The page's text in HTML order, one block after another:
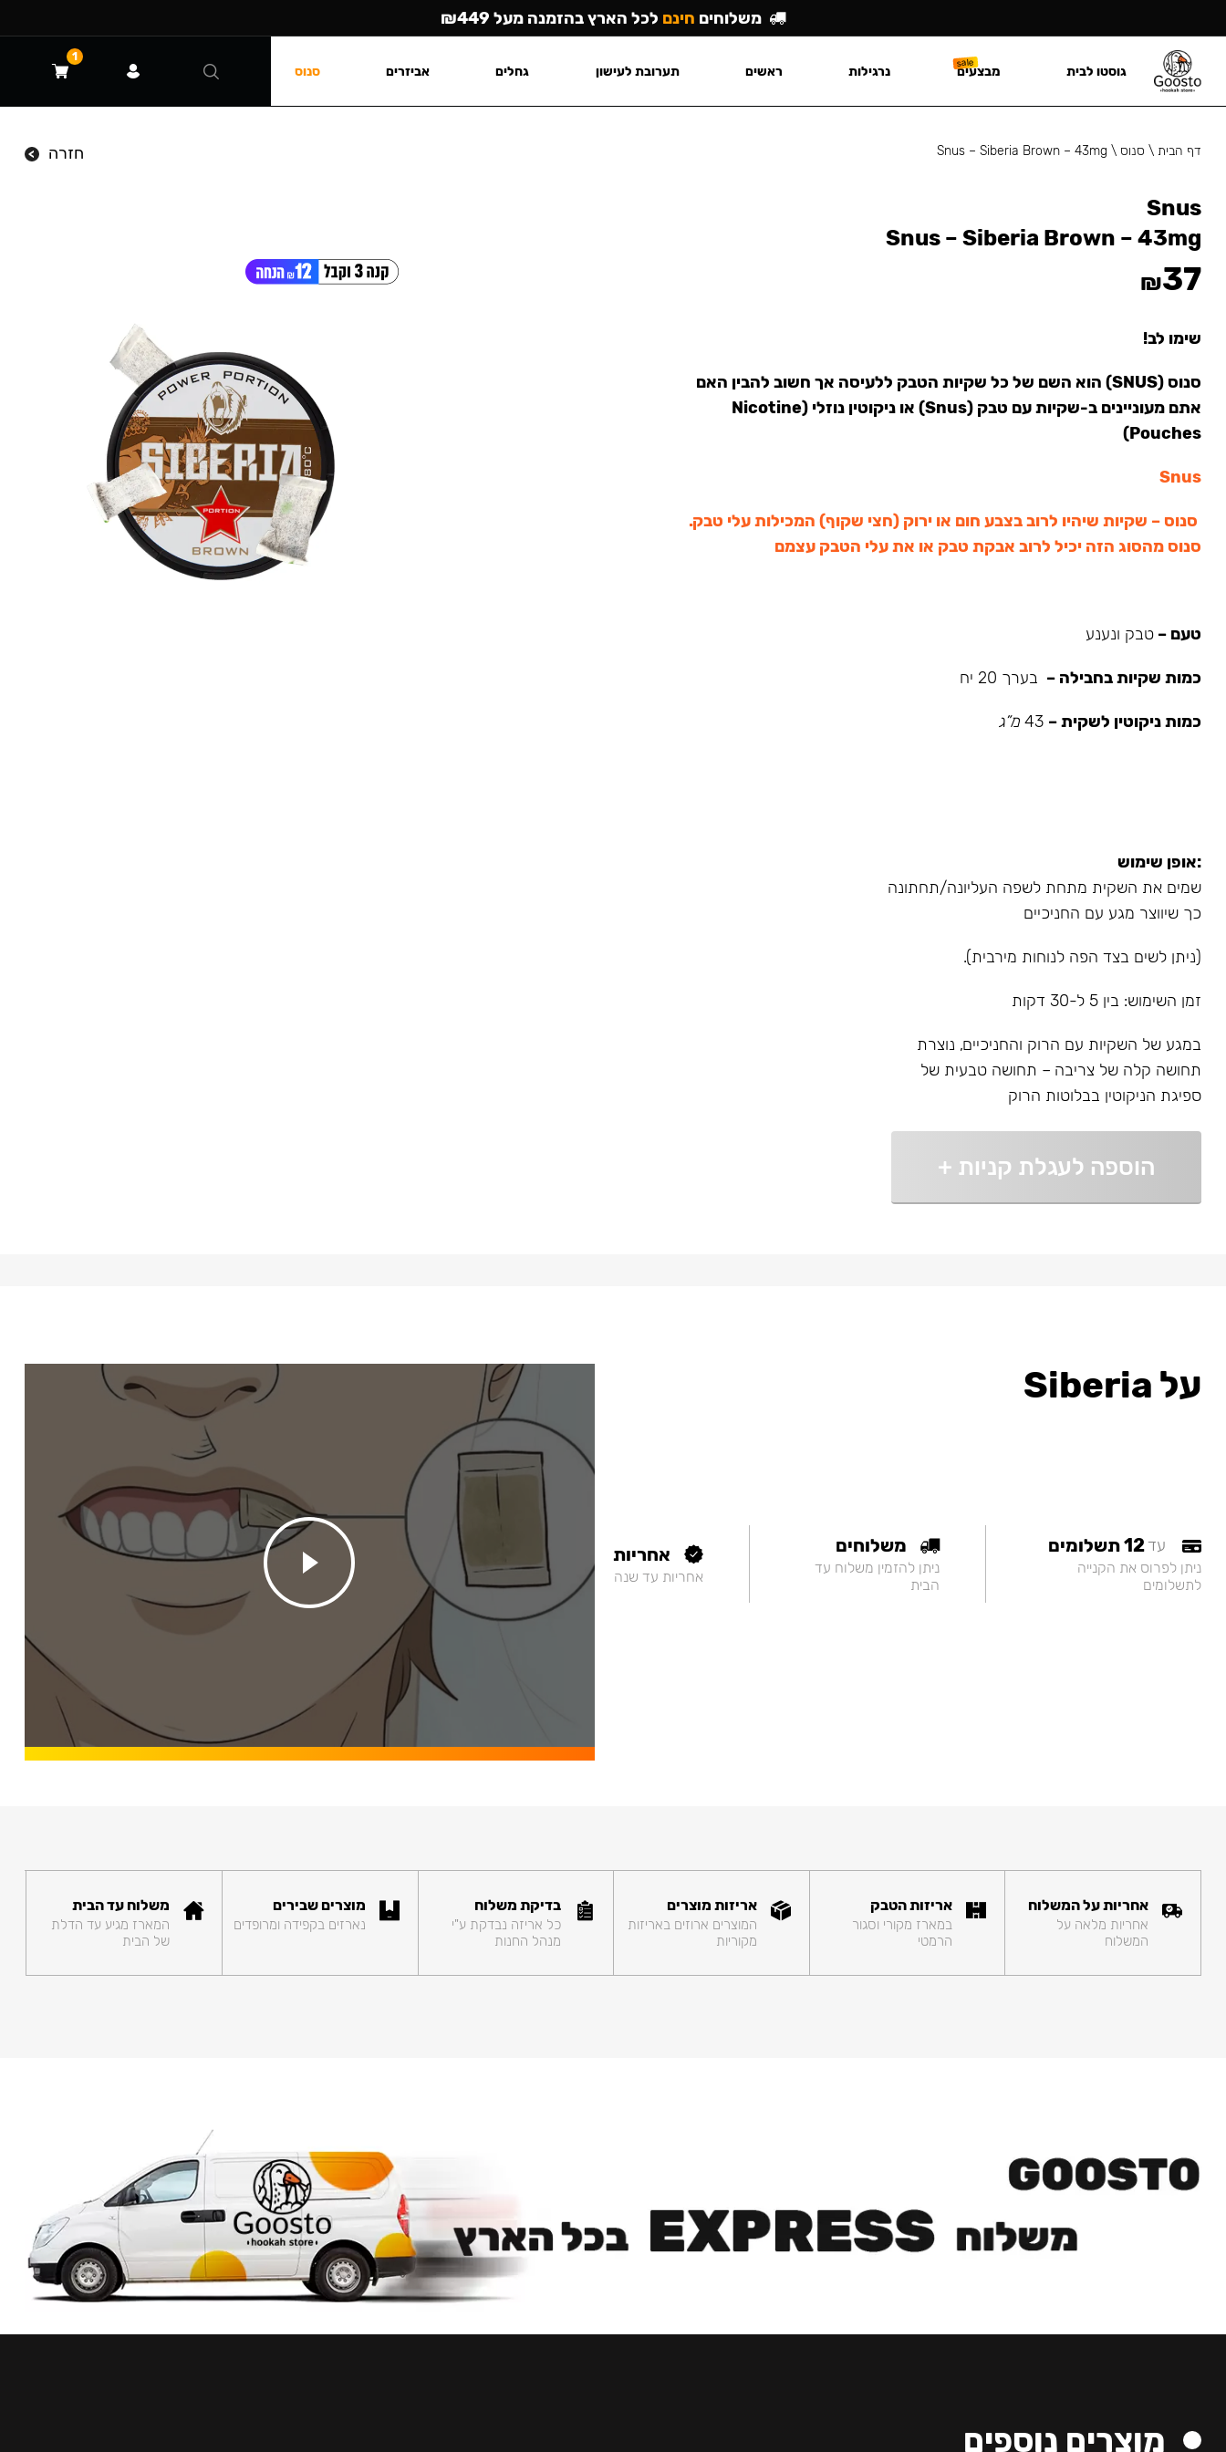
דף הבית\ סנוס \
Snus – Siberia Brown – 43mg חזרה
Snus
Snus – Siberia Brown – 43mg
₪37
שימו לב!
סנוס (SNUS) הוא השם של כל שקיות הטבק ללעיסה אך חשוב להבין האם
אתם מעוניינים ב-שקיות עם טבק (Snus) או ניקוטין נוזלי (Nicotine
Pouches)
Snus
סנוס – שקיות שיהיו לרוב בצבע חום או ירוק (חצי שקוף) המכילות עלי טבק.
סנוס מהסוג הזה יכיל לרוב אבקת טבק או את עלי הטבק עצמם
טעם – טבק ונענע
כמות שקיות בחבילה – בערך 20 יח
כמות ניקוטין לשקית – מ”ג
:אופן שימוש
שמים את השקית מתחת לשפה העליונה/תחתונה
כך שיווצר מגע עם החניכיים
(ניתן לשים בצד הפה לנוחות מירבית).
זמן השימוש: בין 5 ל-30 דקות
במגע של השקיות עם הרוק והחניכיים, נוצרת
תחושה קלה של צריבה – תחושה טבעית של
ספיגת הניקוטין בבלוטות הרוק
הוספה לעגלת קניות +
על Siberia
עד12 תשלומים
ניתן לפרוס את הקנייה
לתשלומים
משלוחים
ניתן להזמין משלוח עד
הבית
אחריות
אחריות עד שנה
אחריות על המשלוח
אחריות מלאה על
המשלוח
אריזות הטבק
במארז מקורי וסגור
הרמטי
אריזות מוצרים
המוצרים ארוזים באריזות
מקוריות
בדיקת משלוח
כל אריזה נבדקת ע"י
מנהל החנות
מוצרים שבירים
נארזים בקפידה ומרופדים
משלוח עד הבית
המארז מגיע עד הדלת
של הבית
מוצרים נוספים
משלוחים חינם לכל הארץ בהזמנה מעל ₪449
גוסטו לבית מבצעים נרגילות ראשים תערובת לעישון גחלים אביזרים סנוס
1